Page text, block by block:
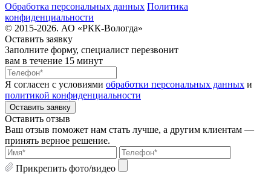
Обработка персональных данных Политика
конфиденциальности
© 2015-2026. АО «РКК-Вологда»
Оставить заявку
Заполните форму, специалист перезвонит
вам в течение 15 минут
Я согласен с условиями обработки персональных данных и
политикой конфиденциальности
Оставить заявку
Оставить отзыв
Ваш отзыв поможет нам стать лучше, а другим клиентам —
принять верное решение.
Прикрепить фото/видео